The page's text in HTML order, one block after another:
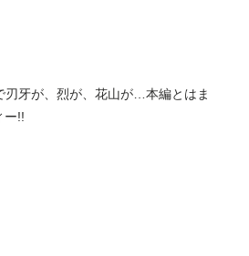
刃牙が、烈が、花山が…本編とはま
ー!!